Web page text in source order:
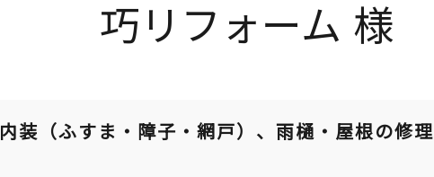
巧リフォーム 様
内装（ふすま・障子・網戸）、雨樋・屋根の修理